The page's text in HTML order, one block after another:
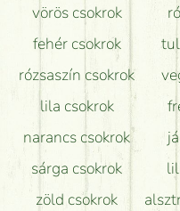
Hogy marad a
Tudok adventi
vörös csokrok
fehér csokrok
rózsaszín csokrok
lila csokrok
narancs csokrok
sárga csokrok
zöld csokrok